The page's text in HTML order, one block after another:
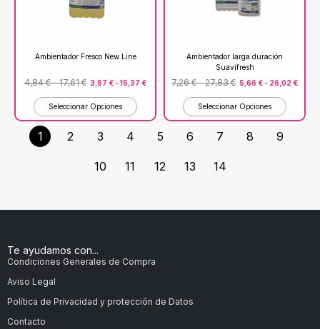
Ambientador Fresco New Line
4,84€ -17,61€ 3,87 € - 15,37 €
Seleccionar Opciones
Ambientador larga duración
Suavifresh
7,26€ -27,83€ 5,66 € - 26,02 €
Seleccionar Opciones
1 2 3 4 5 6 7 8 9
10 11 12 13 14
Te ayudamos con...
Condiciones Generales de Compra
Aviso Legal
Política de Privacidad y protección de Datos
Contacto